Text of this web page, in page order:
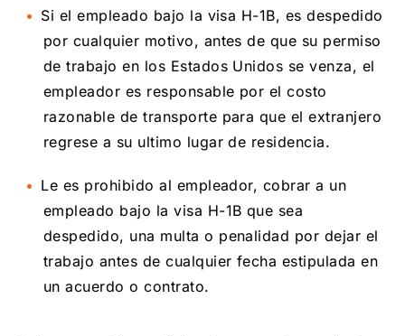
Si el empleado bajo la visa H-1B, es despedido
por cualquier motivo, antes de que su permiso
de trabajo en los Estados Unidos se venza, el
empleador es responsable por el costo
razonable de transporte para que el extranjero
regrese a su ultimo lugar de residencia.
Le es prohibido al empleador, cobrar a un
empleado bajo la visa H-1B que sea
despedido, una multa o penalidad por dejar el
trabajo antes de cualquier fecha estipulada en
un acuerdo o contrato.